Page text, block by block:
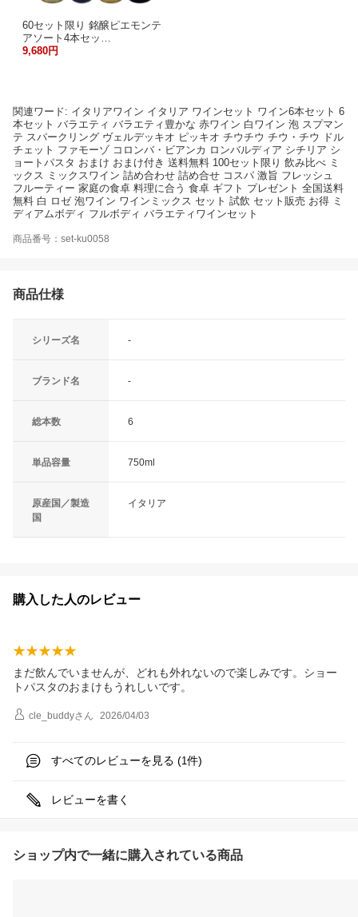
60セット限り 銘醸ピエモンテ
アソート4本セッ…
9,680円
関連ワード: イタリアワイン イタリア ワインセット ワイン6本セット 6
本セット バラエティ バラエティ豊かな 赤ワイン 白ワイン 泡 スプマン
テ スパークリング ヴェルデッキオ ピッキオ チウチウ チウ・チウ ドル
チェット ファモーゾ コロンバ・ビアンカ ロンバルディア シチリア シ
ョートパスタ おまけ おまけ付き 送料無料 100セット限り 飲み比べ ミ
ックス ミックスワイン 詰め合わせ 詰め合せ コスパ 激旨 フレッシュ
フルーティー 家庭の食卓 料理に合う 食卓 ギフト プレゼント 全国送料
無料 白 ロゼ 泡ワイン ワインミックス セット 試飲 セット販売 お得 ミ
ディアムボディ フルボディ バラエティワインセット
商品番号：set-ku0058
商品仕様
シリーズ名 -
ブランド名 -
総本数 6
単品容量 750ml
原産国／製造
国
イタリア
購入した人のレビュー
まだ飲んでいませんが、どれも外れないので楽しみです。ショー
トパスタのおまけもうれしいです。
cle_buddyさん 2026/04/03
すべてのレビューを見る (1件)
レビューを書く
ショップ内で一緒に購入されている商品